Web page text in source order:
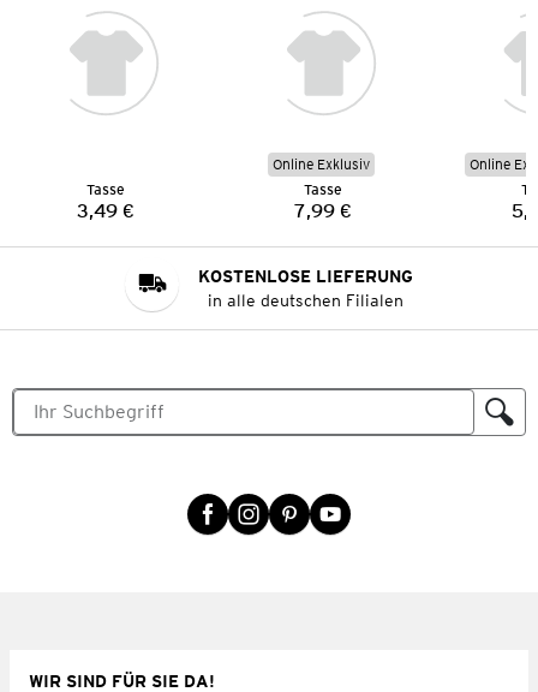
Tasse
Preis:
3,49 €
Online Exklusiv
Tasse
Preis:
7,99 €
Online
KOSTENLOSE LIEFERUNG
in alle deutschen Filialen
WIR SIND FÜR SIE DA!